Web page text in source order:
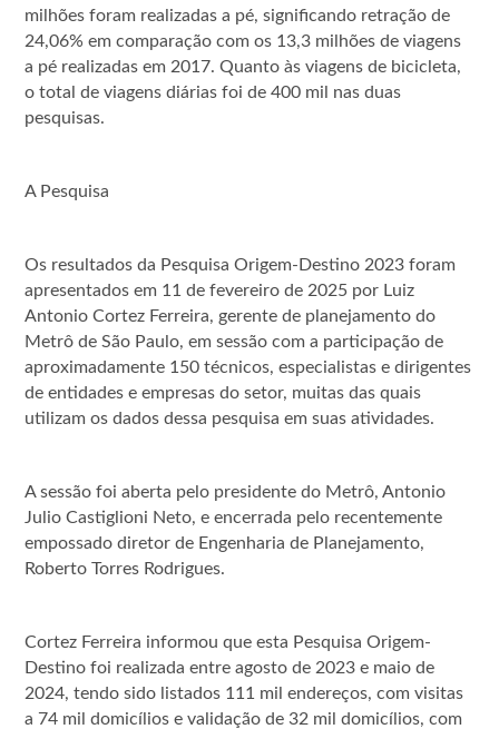
milhões foram realizadas a pé, significando retração de
24,06% em comparação com os 13,3 milhões de viagens
a pé realizadas em 2017. Quanto às viagens de bicicleta,
o total de viagens diárias foi de 400 mil nas duas
pesquisas.
A Pesquisa
Os resultados da Pesquisa Origem-Destino 2023 foram
apresentados em 11 de fevereiro de 2025 por Luiz
Antonio Cortez Ferreira, gerente de planejamento do
Metrô de São Paulo, em sessão com a participação de
aproximadamente 150 técnicos, especialistas e dirigentes
de entidades e empresas do setor, muitas das quais
utilizam os dados dessa pesquisa em suas atividades.
A sessão foi aberta pelo presidente do Metrô, Antonio
Julio Castiglioni Neto, e encerrada pelo recentemente
empossado diretor de Engenharia de Planejamento,
Roberto Torres Rodrigues.
Cortez Ferreira informou que esta Pesquisa Origem-
Destino foi realizada entre agosto de 2023 e maio de
2024, tendo sido listados 111 mil endereços, com visitas
a 74 mil domicílios e validação de 32 mil domicílios, com